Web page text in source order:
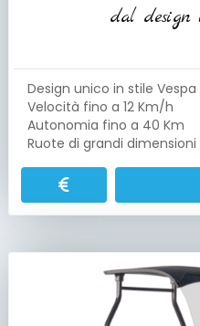
dal design
Design unico in stile Vespa
Velocità fino a 12 Km/h
Autonomia fino a 40 Km
Ruote di grandi dimensioni